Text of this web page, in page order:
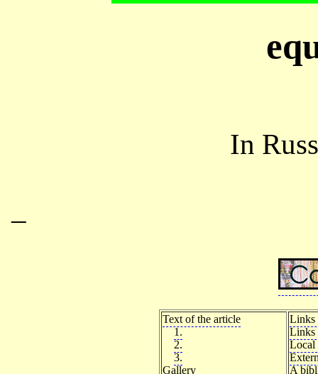
In
–
Text of the article
1.
2.
3.
Gallery
Links
Links
Local
A